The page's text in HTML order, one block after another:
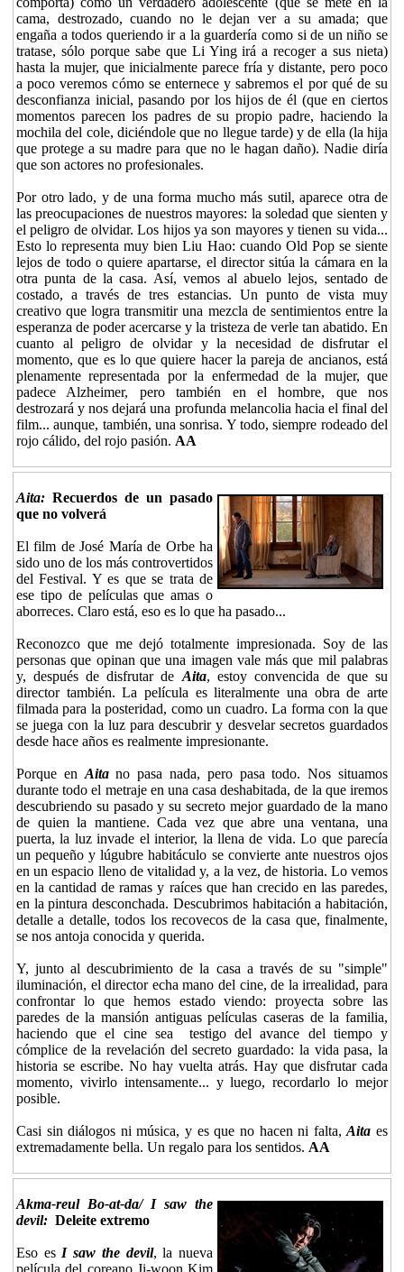
cama, destrozado, cuando no le dejan ver a su amada; que
engaña a todos queriendo ir a la guardería como si de un niño se
tratase, sólo porque sabe que Li Ying irá a recoger a sus nieta)
hasta la mujer, que inicialmente parece fría y distante, pero poco
a poco veremos cómo se enternece y sabremos el por qué de su
desconfianza inicial, pasando por los hijos de él (que en ciertos
momentos parecen los padres de su propio padre, haciendo la
mochila del cole, diciéndole que no llegue tarde) y de ella (la hija
que protege a su madre para que no le hagan daño). Nadie diría
que son actores no profesionales.
Por otro lado, y de una forma mucho más sutil, aparece otra de
las preocupaciones de nuestros mayores: la soledad que sienten y
el peligro de olvidar. Los hijos ya son mayores y tienen su vida...
Esto lo representa muy bien Liu Hao: cuando Old Pop se siente
lejos de todo o quiere apartarse, el director sitúa la cámara en la
otra punta de la casa. Así, vemos al abuelo lejos, sentado de
costado, a través de tres estancias. Un punto de vista muy
creativo que logra transmitir una mezcla de sentimientos entre la
esperanza de poder acercarse y la tristeza de verle tan abatido. En
cuanto al peligro de olvidar y la necesidad de disfrutar el
momento, que es lo que quiere hacer la pareja de ancianos, está
plenamente representada por la enfermedad de la mujer, que
padece Alzheimer, pero también en el hombre, que nos
destrozará y nos dejará una profunda melancolia hacia el final del
film... aunque, también, una sonrisa. Y todo, siempre rodeado del
rojo cálido, del rojo pasión. AA
Aita: Recuerdos de un pasado
que no volverá
El film de José María de Orbe ha
sido uno de los más controvertidos
del Festival. Y es que se trata de
ese tipo de películas que amas o
aborreces. Claro está, eso es lo que ha pasado...
Reconozco que me dejó totalmente impresionada. Soy de las
personas que opinan que una imagen vale más que mil palabras
y, después de disfrutar deAita, estoy convencida de que su
director también. La película es literalmente una obra de arte
filmada para la posteridad, como un cuadro. La forma con la que
se juega con la luz para descubrir y desvelar secretos guardados
desde hace años es realmente impresionante.
Porque enAitano pasa nada, pero pasa todo. Nos situamos
durante todo el metraje en una casa deshabitada, de la que iremos
descubriendo su pasado y su secreto mejor guardado de la mano
de quien la mantiene. Cada vez que abre una ventana, una
puerta, la luz invade el interior, la llena de vida. Lo que parecía
un pequeño y lúgubre habitáculo se convierte ante nuestros ojos
en un espacio lleno de vitalidad y, a la vez, de historia. Lo vemos
en la cantidad de ramas y raíces que han crecido en las paredes,
en la pintura desconchada. Descubrimos habitación a habitación,
detalle a detalle, todos los recovecos de la casa que, finalmente,
se nos antoja conocida y querida.
Y, junto al descubrimiento de la casa a través de su "simple"
iluminación, el director echa mano del cine, de la irrealidad, para
confrontar lo que hemos estado viendo: proyecta sobre las
paredes de la mansión antiguas películas caseras de la familia,
haciendo que el cine sea testigo del avance del tiempo y
cómplice de la revelación del secreto guardado: la vida pasa, la
historia se escribe. No hay vuelta atrás. Hay que disfrutar cada
momento, vivirlo intensamente... y luego, recordarlo lo mejor
posible.
Casi sin diálogos ni música, y es que no hacen ni falta,Aita es
extremadamente bella. Un regalo para los sentidos. AA
Akma-reul Bo-at-da/ I saw the
devil: Deleite extremo
Eso esI saw the devil, la nueva